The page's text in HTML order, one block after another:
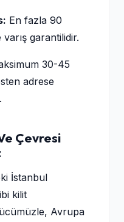
En fazla 90
garantilidir.
30-45
adrese
Çevresi
İstanbul
kilit
Avrupa